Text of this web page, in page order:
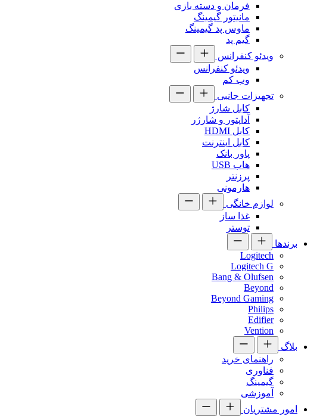
فرمان و دسته بازی
مانیتور گیمینگ
ماوس پد گیمینگ
گیم پد
ویدئو کنفرانس
ویدئو کنفرانس
وب کم
تجهیزات جانبی
کابل شارژ
آداپتور و شارژر
کابل HDMI
کابل اینترنت
پاور بانک
هاب USB
پرزنتر
هارمونی
لوازم خانگی
غذا ساز
توستر
برندها
Logitech
Logitech G
Bang & Olufsen
Beyond
Beyond Gaming
Philips
Edifier
Vention
بلاگ
راهنمای خرید
فناوری
گیمینگ
آموزشی
امور مشتریان